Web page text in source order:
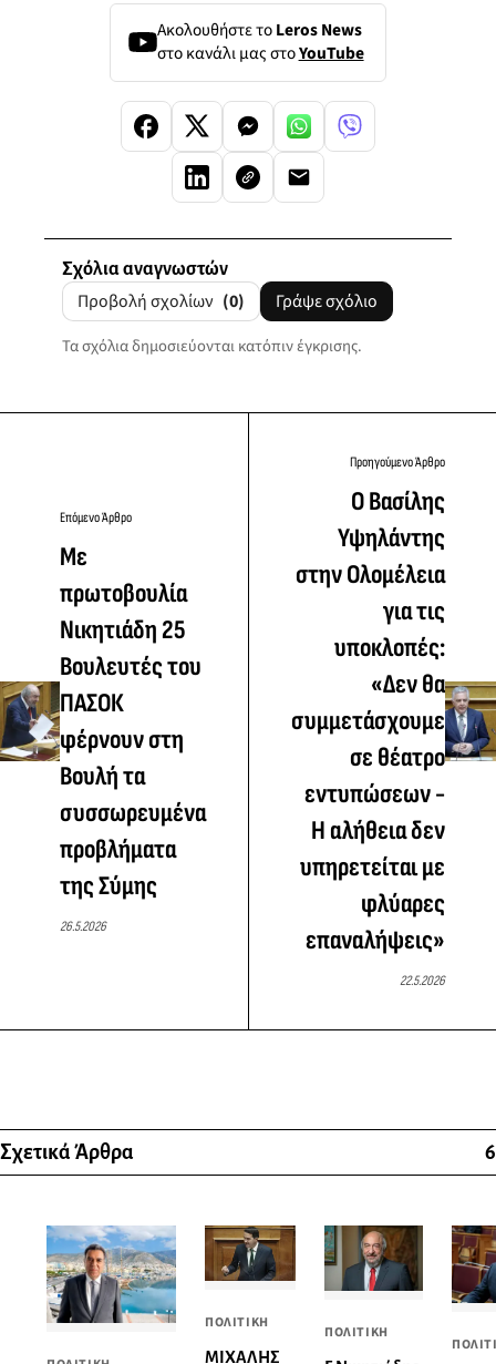
Ακολουθήστε τοLeros News
στο κανάλι μας στοYouTube
Σχόλια αναγνωστών
Προβολή σχολίων (0) Γράψε σχόλιο
Τα σχόλια δημοσιεύονται κατόπιν έγκρισης.
Επόμενο Άρθρο
Με
πρωτοβουλία
Νικητιάδη 25
Βουλευτές του
ΠΑΣΟΚ
φέρνουν στη
Βουλή τα
συσσωρευμένα
προβλήματα
της Σύμης
26.5.2026
Προηγούμενο Άρθρο
Ο Βασίλης
Υψηλάντης
στην Ολομέλεια
για τις
υποκλοπές:
«Δεν θα
συμμετάσχουμε
σε θέατρο
εντυπώσεων -
Η αλήθεια δεν
υπηρετείται με
φλύαρες
επαναλήψεις»
22.5.2026
Σχετικά Άρθρα 6
ΠΟΛΙΤΙΚΗ
ΜΙΧΑΛΗΣ
ΠΟΛΙΤΙΚΗ